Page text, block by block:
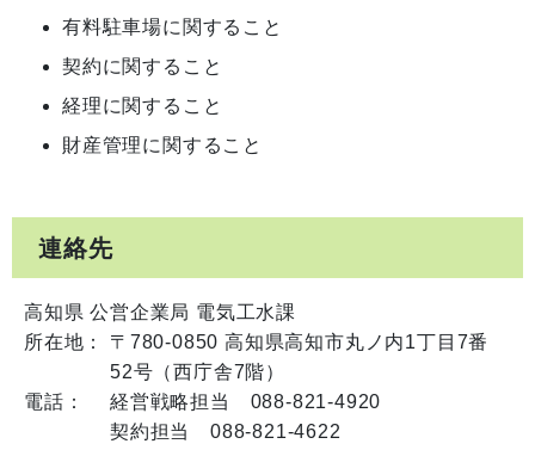
有料駐車場に関すること
契約に関すること
経理に関すること
財産管理に関すること
連絡先
高知県 公営企業局 電気工水課
所在地：
〒780-0850 高知県高知市丸ノ内1丁目7番
52号（西庁舎7階）
電話：
経営戦略担当 088-821-4920
契約担当 088-821-4622